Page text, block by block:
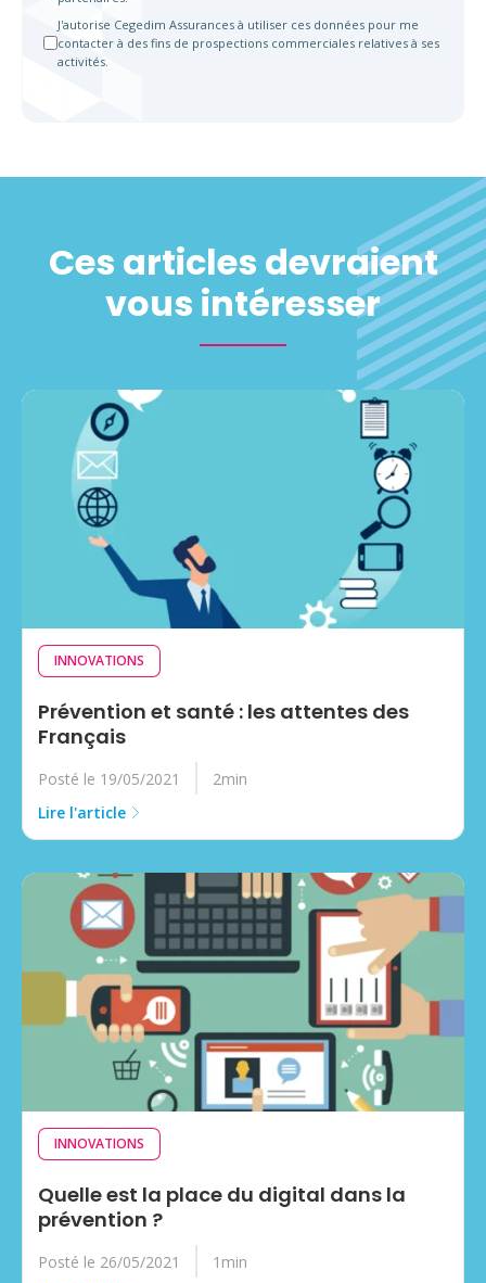
J'autorise Cegedim Assurances à utiliser ces données pour me
contacter à des fins de prospections commerciales relatives à ses
activités.
Ces articles devraient
vous intéresser
INNOVATIONS
Prévention et santé : les attentes des
Français
Posté le 19/05/2021
2min
Lire l'article
INNOVATIONS
Quelle est la place du digital dans la
prévention ?
Posté le 26/05/2021
1min